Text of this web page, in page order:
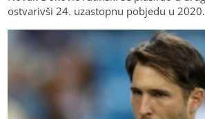
ostvarivši 24. uzastopnu pobjedu u 2020.